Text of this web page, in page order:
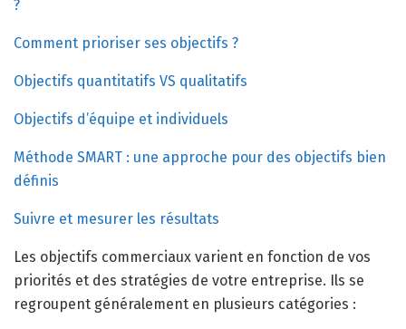
?
Comment prioriser ses objectifs ?
Objectifs quantitatifs VS qualitatifs
Objectifs d’équipe et individuels
Méthode SMART : une approche pour des objectifs bien
définis
Suivre et mesurer les résultats
Les objectifs commerciaux varient en fonction de vos
priorités et des stratégies de votre entreprise. Ils se
regroupent généralement en plusieurs catégories :